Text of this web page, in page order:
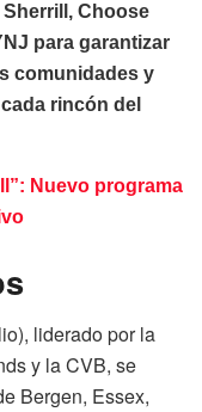
Choose
para garantizar
comunidades y
rincón del
Nuevo programa
liderado por la
y la CVB, se
Bergen, Essex,